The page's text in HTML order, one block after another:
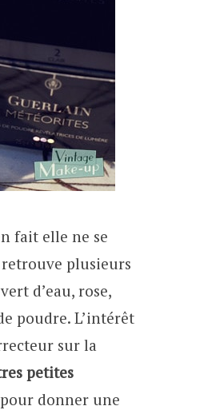
fait elle ne se
plusieurs
d’eau, rose,
poudre. L’intérêt
sur la
petites
donner une